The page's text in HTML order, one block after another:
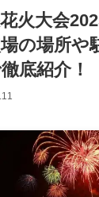
火大会
の場所や
底紹介！